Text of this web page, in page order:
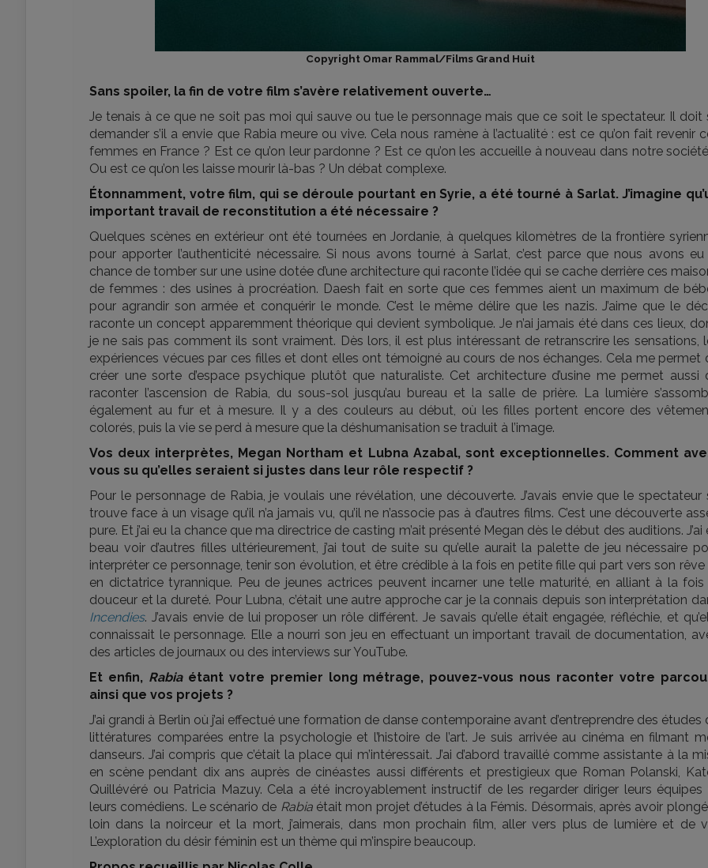
Copyright Omar Rammal/Films Grand Huit
Sans spoiler, la fin de votre film s’avère relativement ouverte…
Je tenais à ce que ne soit pas moi qui sauve ou tue le personnage mais que ce soit le spectateur. Il doit
demander s’il a envie que Rabia meure ou vive. Cela nous ramène à l’actualité : est ce qu’on fait revenir
femmes en France ? Est ce qu’on leur pardonne ? Est ce qu’on les accueille à nouveau dans notre
Ou est ce qu’on les laisse mourir là-bas ? Un débat complexe.
Étonnamment, votre film, qui se déroule pourtant en Syrie, a été tourné à Sarlat. J’imagine
important travail de reconstitution a été nécessaire ?
Quelques scènes en extérieur ont été tournées en Jordanie, à quelques kilomètres de la frontière
pour apporter l’authenticité nécessaire. Si nous avons tourné à Sarlat, c’est parce que nous avons
chance de tomber sur une usine dotée d’une architecture qui raconte l’idée qui se cache derrière ces
de femmes : des usines à procréation. Daesh fait en sorte que ces femmes aient un maximum de
pour agrandir son armée et conquérir le monde. C’est le même délire que les nazis. J’aime que le
raconte un concept apparemment théorique qui devient symbolique. Je n’ai jamais été dans ces lieux,
je ne sais pas comment ils sont vraiment. Dès lors, il est plus intéressant de retranscrire les sensations,
expériences vécues par ces filles et dont elles ont témoigné au cours de nos échanges. Cela me permet
créer une sorte d’espace psychique plutôt que naturaliste. Cet architecture d’usine me permet aussi
raconter l’ascension de Rabia, du sous-sol jusqu’au bureau et la salle de prière. La lumière
également au fur et à mesure. Il y a des couleurs au début, où les filles portent encore des
colorés, puis la vie se perd à mesure que la déshumanisation se traduit à l’image.
Vos deux interprètes, Megan Northam et Lubna Azabal, sont exceptionnelles. Comment
vous su qu’elles seraient si justes dans leur rôle respectif ?
Pour le personnage de Rabia, je voulais une révélation, une découverte. J’avais envie que le spectateur
trouve face à un visage qu’il n’a jamais vu, qu’il ne n’associe pas à d’autres films. C’est une découverte
pure. Et j’ai eu la chance que ma directrice de casting m’ait présenté Megan dès le début des auditions. J’ai
beau voir d’autres filles ultérieurement, j’ai tout de suite su qu’elle aurait la palette de jeu nécessaire
interpréter ce personnage, tenir son évolution, et être crédible à la fois en petite fille qui part vers son rêve
en dictatrice tyrannique. Peu de jeunes actrices peuvent incarner une telle maturité, en alliant à la fois
douceur et la dureté. Pour Lubna, c’était une autre approche car je la connais depuis son interprétation
Incendies. J’avais envie de lui proposer un rôle différent. Je savais qu’elle était engagée, réfléchie, et
connaissait le personnage. Elle a nourri son jeu en effectuant un important travail de documentation,
des articles de journaux ou des interviews sur YouTube.
Et enfin, Rabiaétant votre premier long métrage, pouvez-vous nous raconter votre
ainsi que vos projets ?
J’ai grandi à Berlin où j’ai effectué une formation de danse contemporaine avant d’entreprendre des études
littératures comparées entre la psychologie et l’histoire de l’art. Je suis arrivée au cinéma en filmant
danseurs. J’ai compris que c’était la place qui m’intéressait. J’ai d’abord travaillé comme assistante à la
en scène pendant dix ans auprès de cinéastes aussi différents et prestigieux que Roman Polanski,
Quillévéré ou Patricia Mazuy. Cela a été incroyablement instructif de les regarder diriger leurs équipes
leurs comédiens. Le scénario de Rabiaétait mon projet d’études à la Fémis. Désormais, après avoir
loin dans la noirceur et la mort, j’aimerais, dans mon prochain film, aller vers plus de lumière et de
L’exploration du désir féminin est un thème qui m’inspire beaucoup.